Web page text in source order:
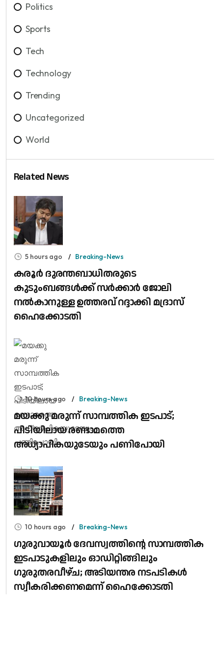
Politics
Sports
Tech
Technology
Trending
Uncategorized
World
Related News
5 hours ago Breaking-News
കരൂർ ദുരന്തബാധിതരുടെ
കുടുംബങ്ങൾക്ക് സർക്കാർ ജോലി
നൽകാനുള്ള ഉത്തരവ് റദ്ദാക്കി മദ്രാസ്
ഹൈക്കോടതി
10 hours ago Breaking-News
മയക്കു മരുന്ന് സാമ്പത്തിക ഇടപാട്;
പിടിയിലായ രണ്ടാമത്തെ
അധ്യാപികയുടേയും പണിപോയി
10 hours ago Breaking-News
ഗുരുവായൂർ ദേവസ്വത്തിന്റെ സാമ്പത്തിക
ഇടപാടുകളിലും ഓഡിറ്റിങ്ങിലും ​
ഗുരുതരവീഴ്ച; അടിയന്തര നടപടികൾ
സ്വീകരിക്കണമെന്ന് ഹൈക്കോടതി